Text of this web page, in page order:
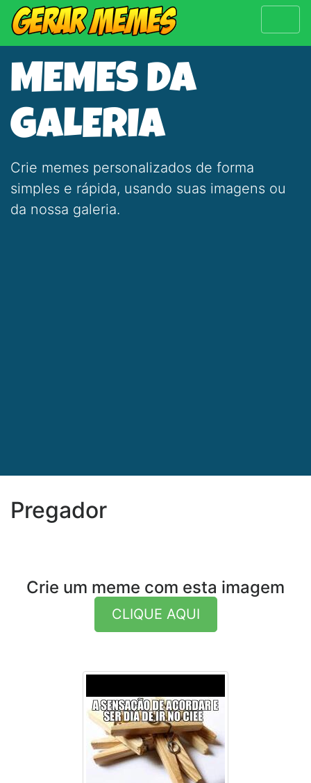
MEMES DA
GALERIA
Crie memes personalizados de forma
simples e rápida, usando suas imagens ou
da nossa galeria.
Pregador
Crie um meme com esta imagem
CLIQUE AQUI